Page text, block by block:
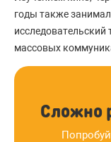
годы также
исследовательский
массовых
Сложно